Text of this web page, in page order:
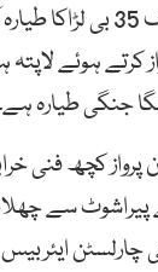
امریکی جنگی طیارہ ایف
جنگی طیارہ
پرواز کچھ فنی
پیراشوٹ سے
چارلسٹن